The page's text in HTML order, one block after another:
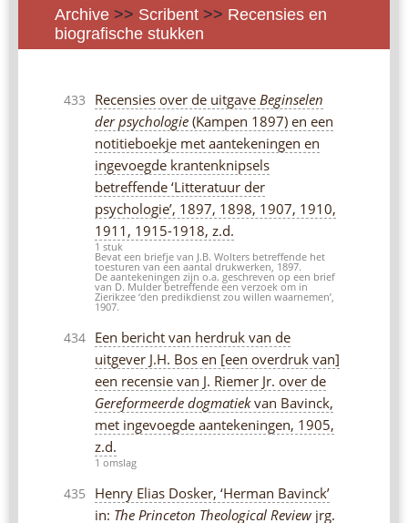
Archive >> Scribent >> Recensies en
biografische stukken
433 Recensies over de uitgave Beginselen
der psychologie (Kampen 1897) en een
notitieboekje met aantekeningen en
ingevoegde krantenknipsels
betreffende ‘Litteratuur der
psychologie’, 1897, 1898, 1907, 1910,
1911, 1915-1918, z.d.
1 stuk
Bevat een briefje van J.B. Wolters betreffende het
toesturen van een aantal drukwerken, 1897.
De aantekeningen zijn o.a. geschreven op een brief
van D. Mulder betreffende een verzoek om in
Zierikzee ‘den predikdienst zou willen waarnemen’,
1907.
434
Een bericht van herdruk van de
uitgever J.H. Bos en [een overdruk van]
een recensie van J. Riemer Jr. over de
Gereformeerde dogmatiekvan Bavinck,
met ingevoegde aantekeningen, 1905,
z.d.
1 omslag
435
Henry Elias Dosker, ‘Herman Bavinck’
in: The Princeton Theological Review jrg.